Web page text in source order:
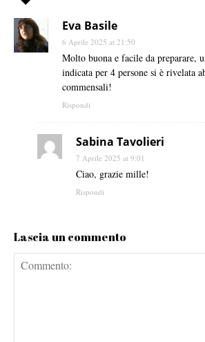
Eva Basile
6 Aprile 2025 at 21:50
Molto buona e facile da preparare,
indicata per 4 persone si è rivelata
commensali!
Rispondi
Sabina Tavolieri
7 Aprile 2025 at 9:01
Ciao, grazie mille!
Rispondi
Lascia un commento